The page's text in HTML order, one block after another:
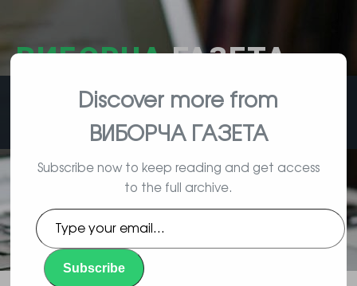
ВИБОРЧАГАЗЕТА
влада, вибори, народ
Ким найкраще влаштуватися в
2016-му щоб більше заробити
By Vyborec | 01/11/2016 |
Discover more from
ВИБОРЧА ГАЗЕТА
Subscribe now to keep reading and get access
to the full archive.
Type
your
email…
Subscribe